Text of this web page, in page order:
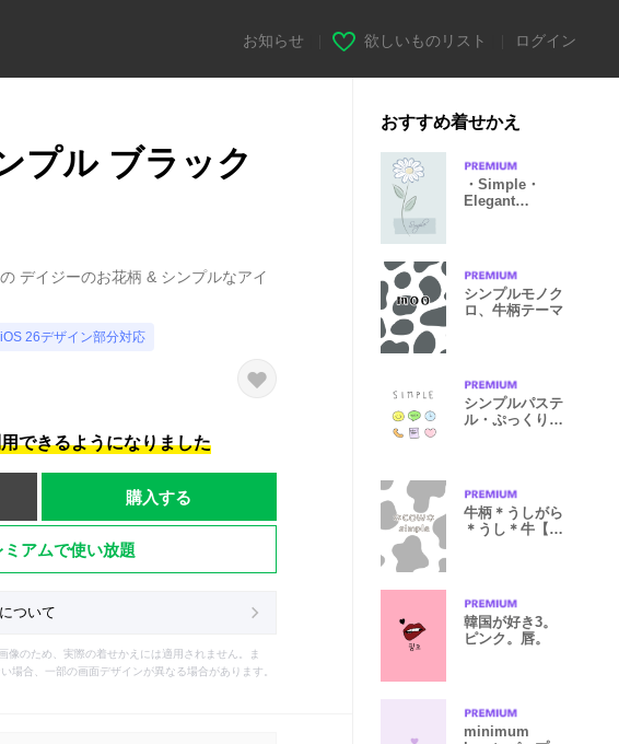
お知らせ 欲しいものリスト ログイン
プル ブラック
デイジーのお花柄 & シンプルなアイ
iOS 26デザイン部分対応
できるようになりました
購入する
ミアムで使い放題
ついて
像のため、実際の着せかえには適用されません。ま
場合、一部の画面デザインが異なる場合があります。
おすすめ着せかえ
・Simple・
Elegant
シンプルモノク
ロ、牛柄テーマ
シンプルパステ
ル・ぷっくりア
牛柄＊うしがら
＊うし＊牛【グ
韓国が好き3。
ピンク。唇。
minimum